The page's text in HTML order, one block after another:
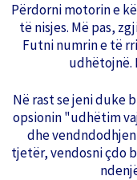
Përdorni motorin e
të nisjes. Më pas,
Futni numrin e të
udhëtojnë.
Në rast se jeni duke
opsionin "udhëtim
dhe
tjetër, vendosni çdo